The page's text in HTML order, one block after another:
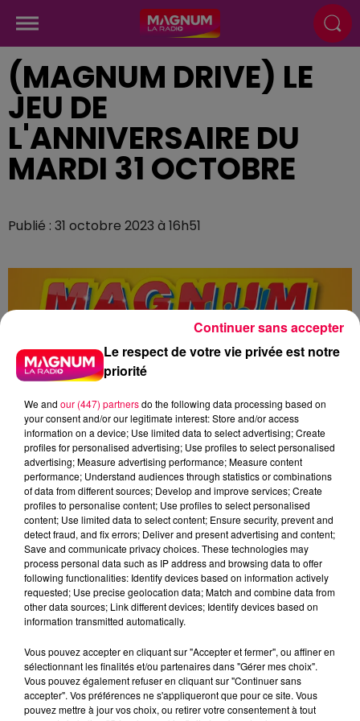
(MAGNUM DRIVE) LE
JEU DE
L'ANNIVERSAIRE DU
MARDI 31 OCTOBRE
Publié : 31 octobre 2023 à 16h51
lanniversaire.mp3
Le respect de votre vie privée est notre
priorité
We and our (447) partnersdo the following data processing based on
your consent and/or our legitimate interest: Store and/or access
information on a device; Use limited data to select advertising; Create
profiles for personalised advertising; Use profiles to select personalised
advertising; Measure advertising performance; Measure content
performance; Understand audiences through statistics or combinations
of data from different sources; Develop and improve services; Create
profiles to personalise content; Use profiles to select personalised
content; Use limited data to select content; Ensure security, prevent and
detect fraud, and fix errors; Deliver and present advertising and content;
Save and communicate privacy choices. These technologies may
process personal data such as IP address and browsing data to offer
following functionalities: Identify devices based on information actively
requested; Use precise geolocation data; Match and combine data from
other data sources; Link different devices; Identify devices based on
information transmitted automatically.
Vous pouvez accepter en cliquant sur "Accepter et fermer", ou affiner en
sélectionnant les finalités et/ou partenaires dans "Gérer mes choix".
Vous pouvez également refuser en cliquant sur "Continuer sans
accepter". Vos préférences ne s'appliqueront que pour ce site. Vous
pouvez mettre à jour vos choix, ou retirer votre consentement à tout
Continuer sans accepter